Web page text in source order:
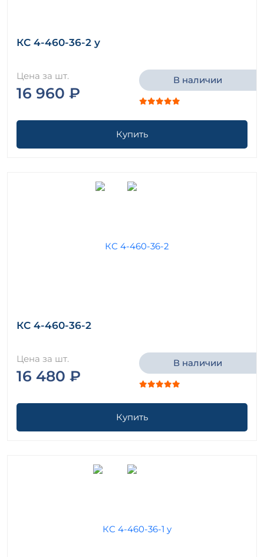
КС 4-460-36-2 у
Цена за шт.
16 960 ₽
В наличии
Купить
КС 4-460-36-2
Цена за шт.
16 480 ₽
В наличии
Купить